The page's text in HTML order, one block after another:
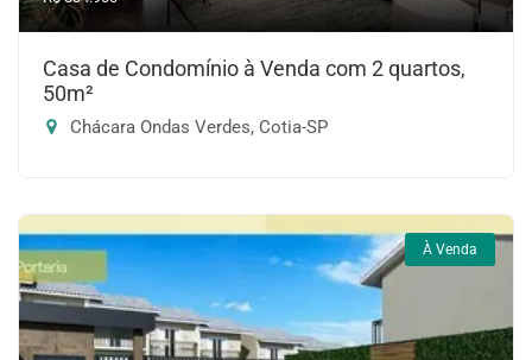
Casa de Condomínio à Venda com 2 quartos,
50m²
Chácara Ondas Verdes, Cotia-SP
À Venda